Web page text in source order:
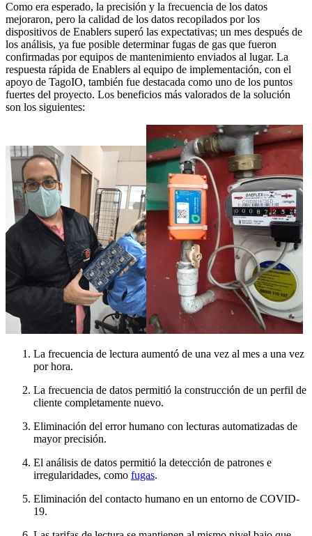
Como era esperado, la precisión y la frecuencia de los datos
mejoraron, pero la calidad de los datos recopilados por los
dispositivos de Enablers superó las expectativas; un mes después de
los análisis, ya fue posible determinar fugas de gas que fueron
confirmadas por equipos de mantenimiento enviados al lugar. La
respuesta rápida de Enablers al equipo de implementación, con el
apoyo de TagoIO, también fue destacada como uno de los puntos
fuertes del proyecto. Los beneficios más valorados de la solución
son los siguientes:
La frecuencia de lectura aumentó de una vez al mes a una vez
por hora.
La frecuencia de datos permitió la construcción de un perfil de
cliente completamente nuevo.
Eliminación del error humano con lecturas automatizadas de
mayor precisión.
El análisis de datos permitió la detección de patrones e
irregularidades, como fugas.
Eliminación del contacto humano en un entorno de COVID-
19.